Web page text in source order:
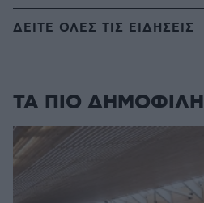
ΔΕΙΤΕ ΟΛΕΣ ΤΙΣ ΕΙΔΗΣΕΙΣ
ΤΑ ΠΙΟ ΔΗΜΟΦΙΛΗ